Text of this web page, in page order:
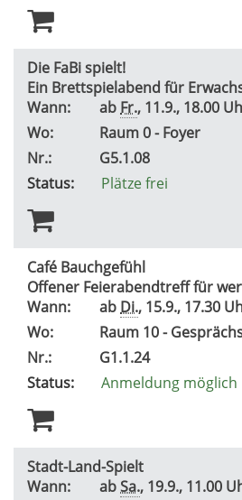
Die FaBi spielt!
Ein Brettspielabend für
Wann:
ab Fr., 11.9., 18.00
Wo:
Raum 0 - Foyer
Nr.:
G5.1.08
Status:
Plätze frei
Café Bauchgefühl
Offener Feierabendtreff für
Wann:
ab Di., 15.9., 17.30
Wo:
Raum 10 -
Nr.:
G1.1.24
Status:
Anmeldung möglich
Stadt-Land-Spielt
Wann:
abSa., 19.9., 11.00